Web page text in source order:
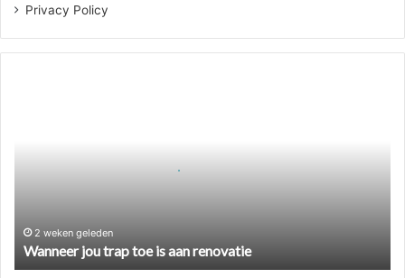
Privacy Policy
2 weken geleden
Wanneer jou trap toe is aan renovatie